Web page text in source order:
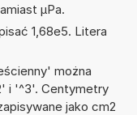
µPa.
1,68e5. Litera
można
i '^3'. Centymetry
jako cm2